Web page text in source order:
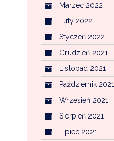
Marzec 2022
Luty 2022
Styczeń 2022
Grudzień 2021
Listopad 2021
Październik 2021
Wrzesień 2021
Sierpień 2021
Lipiec 2021